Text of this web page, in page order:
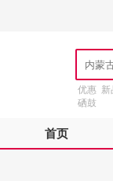
优惠 新
硒鼓
首页